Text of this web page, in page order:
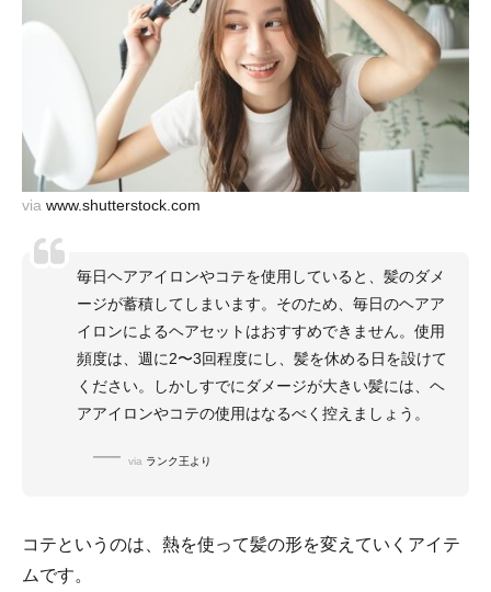
via www.shutterstock.com
毎日ヘアアイロンやコテを使用していると、髪のダメ
ージが蓄積してしまいます。そのため、毎日のヘアア
イロンによるヘアセットはおすすめできません。使用
頻度は、週に2〜3回程度にし、髪を休める日を設けて
ください。しかしすでにダメージが大きい髪には、ヘ
アアイロンやコテの使用はなるべく控えましょう。
via ランク王より
コテというのは、熱を使って髪の形を変えていくアイテ
ムです。